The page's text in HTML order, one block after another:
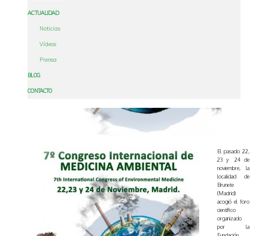
ACTUALIDAD
Noticias
Vídeos
Prensa
BLOG
CONTACTO
El pasado 22,
23 y 24 de
noviembre, la
localidad de
Brunete
(Madrid)
acogió el foro
científico
organizado
por la